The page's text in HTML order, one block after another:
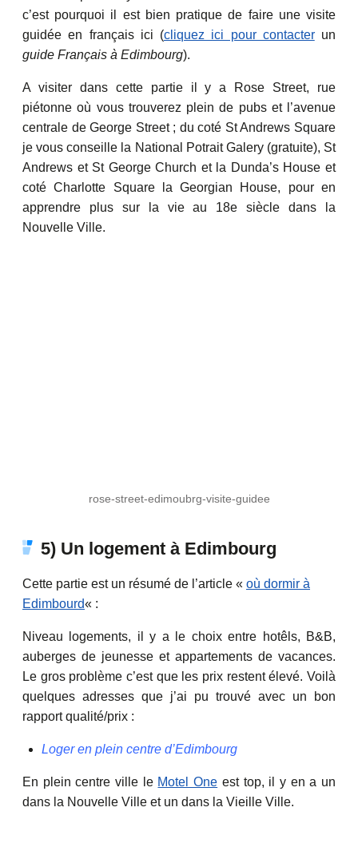
c’est pourquoi il est bien pratique de faire une visite
guidée en français ici (cliquez ici pour contacterun
guide Français à Edimbourg).
A visiter dans cette partie il y a Rose Street, rue
piétonne où vous trouverez plein de pubs et l’avenue
centrale de George Street ; du coté St Andrews Square
je vous conseille la National Potrait Galery (gratuite), St
Andrews et St George Church et la Dunda’s House et
coté Charlotte Square la Georgian House, pour en
apprendre plus sur la vie au 18e siècle dans la
Nouvelle Ville.
rose-street-edimoubrg-visite-guidee
5) Un logement à Edimbourg
Cette partie est un résumé de l’article « où dormir à
Edimbourd« :
Niveau logements, il y a le choix entre hotêls, B&B,
auberges de jeunesse et appartements de vacances.
Le gros problème c’est que les prix restent élevé. Voilà
quelques adresses que j’ai pu trouvé avec un bon
rapport qualité/prix :
Loger en plein centre d’Edimbourg
En plein centre ville le Motel One est top, il y en a un
dans la Nouvelle Ville et un dans la Vieille Ville.